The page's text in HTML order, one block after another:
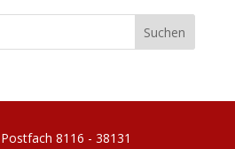
8116 - 38131